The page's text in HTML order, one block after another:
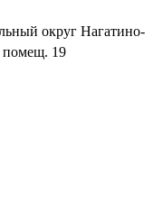
округ Нагатино-
помещ. 19